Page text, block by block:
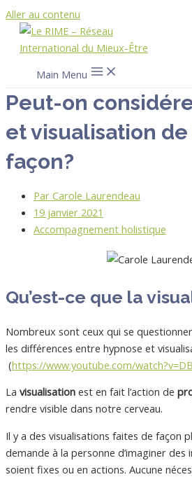
Aller au contenu
Main Menu
Peut-on
et visualisation
façon?
Par Carole Laurendeau
19 janvier 2021
Accompagnement holistique
Qu’est-ce que la
Nombreux sont ceux qui se
les différences entre hypnose et
(https://www.youtube.com/
La visualisation est en fait l’action de
rendre visible dans notre cerveau.
Il y a des visualisations faites de façon
demande à la personne d’imaginer des
soient fixes ou en actions. Aucune